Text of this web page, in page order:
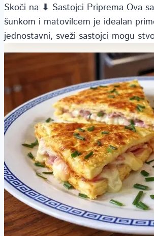
Skoči na ⬇ Sastojci Priprema Ova
šunkom i matovilcem je idealan
jednostavni, sveži sastojci mogu